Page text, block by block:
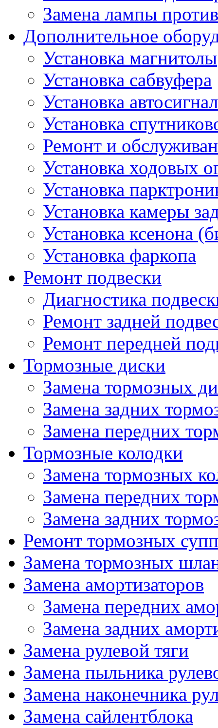
Замена лампы
Дополнительное
Установка магнитолы
Установка сабвуфера
Установка
Установка
Ремонт и
Установка ходовых
Установка
Установка камеры
Установка ксенона
Установка фаркопа
Ремонт подвески
Диагностика
Ремонт задней
Ремонт передней
Тормозные диски
Замена тормозных
Замена задних
Замена передних
Тормозные колодки
Замена тормозных
Замена передних
Замена задних
Ремонт тормозных
Замена тормозных
Замена амортизаторов
Замена передних
Замена задних
Замена рулевой тяги
Замена пыльника
Замена наконечника
Замена сайлентблока